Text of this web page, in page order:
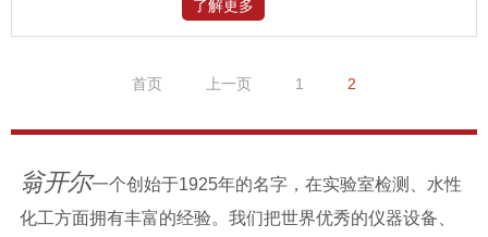
了解更多
首页 上一页 1 2
翁开尔一个创始于1925年的名字，在实验室检测、水性
化工方面拥有丰富的经验。我们把世界优秀的仪器设备、